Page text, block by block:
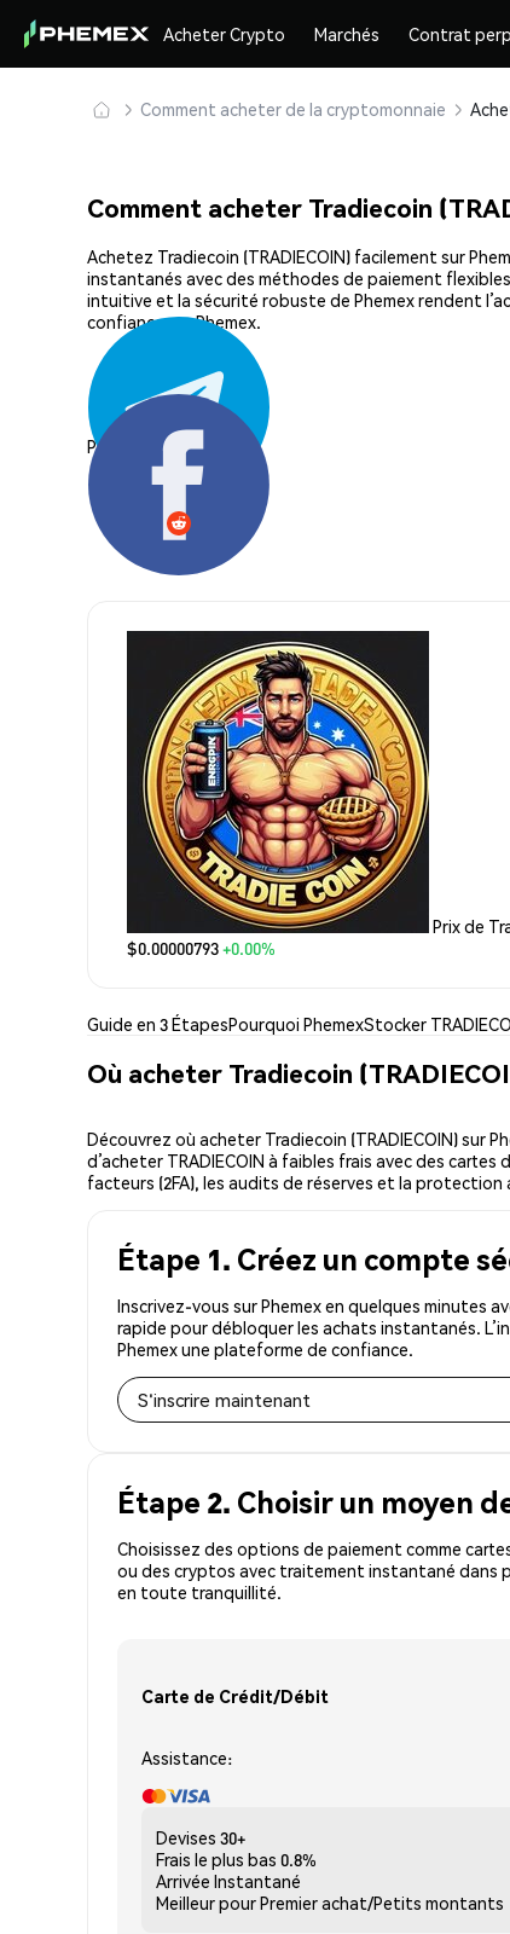
Acheter Crypto Marchés Contrat
Comment acheter de la cryptomonnaie
Comment acheter Tradiecoin
Achetez Tradiecoin (TRADIECOIN) facilement sur
instantanés avec des méthodes de paiement
intuitive et la sécurité robuste de Phemex rendent
confiance sur Phemex.
Partager:
Prix de
$0.00000793+0.00%
Guide en 3 ÉtapesPourquoi PhemexStocker
Où acheter Tradiecoin
Découvrez où acheter Tradiecoin (TRADIECOIN)
d’acheter TRADIECOIN à faibles frais avec des
facteurs (2FA), les audits de réserves et la
Étape 1. Créez un compte
Inscrivez-vous sur Phemex en quelques minutes
rapide pour débloquer les achats instantanés.
Phemex une plateforme de confiance.
S'inscrire maintenant
Étape 2. Choisir un moyen
Choisissez des options de paiement comme
ou des cryptos avec traitement instantané dans
en toute tranquillité.
Carte de Crédit/Débit
Assistance:
Devises 30+
Frais le plus bas 0.8%
Arrivée Instantané
Meilleur pourPremier achat/Petits montants